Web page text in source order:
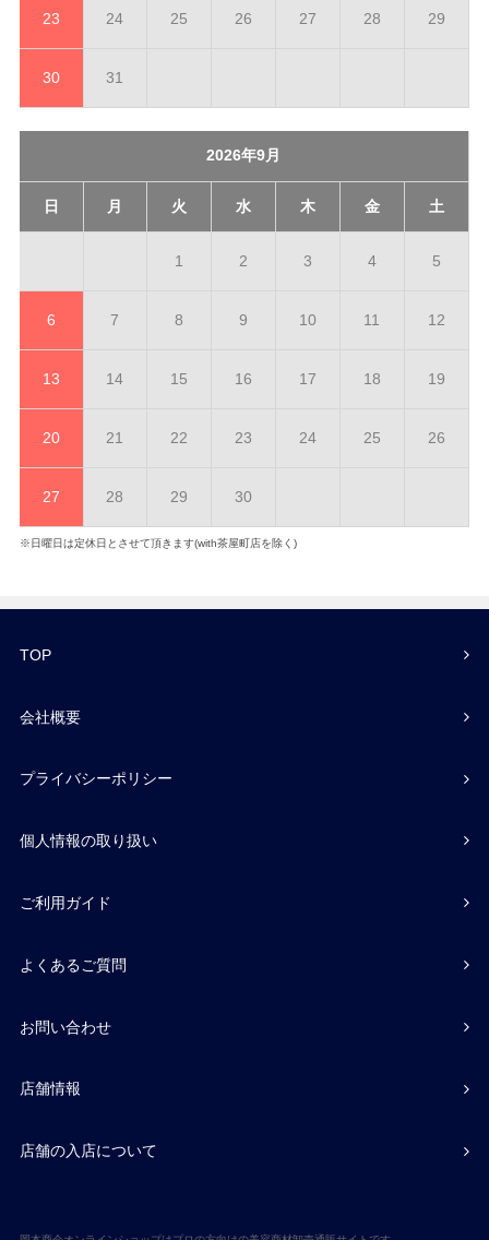
23 24 25 26 27 28 29
30 31
2026年9月
日 月 火 水 木 金 土
1 2 3 4 5
6 7 8 9 10 11 12
13 14 15 16 17 18 19
20 21 22 23 24 25 26
27 28 29 30
※日曜日は定休日とさせて頂きます(with茶屋町店を除く)
TOP
会社概要
プライバシーポリシー
個人情報の取り扱い
ご利用ガイド
よくあるご質問
お問い合わせ
店舗情報
店舗の入店について